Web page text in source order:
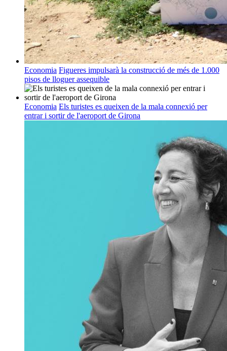
Economia Figueres impulsarà la construcció de més de 1.000
pisos de lloguer assequible
Economia Els turistes es queixen de la mala connexió per
entrar i sortir de l'aeroport de Girona